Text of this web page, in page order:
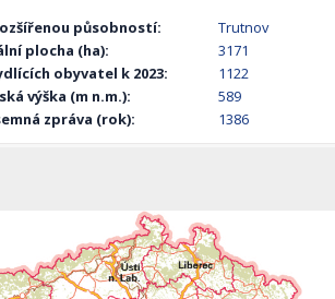
působností:
Trutnov
plocha (ha):
3171
obyvatel k 2023:
1122
výška (m n.m.):
589
zpráva (rok):
1386